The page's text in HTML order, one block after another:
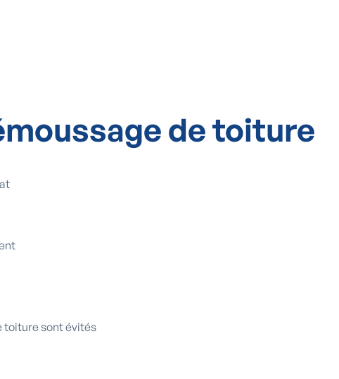
de toiture
toiture sont évités